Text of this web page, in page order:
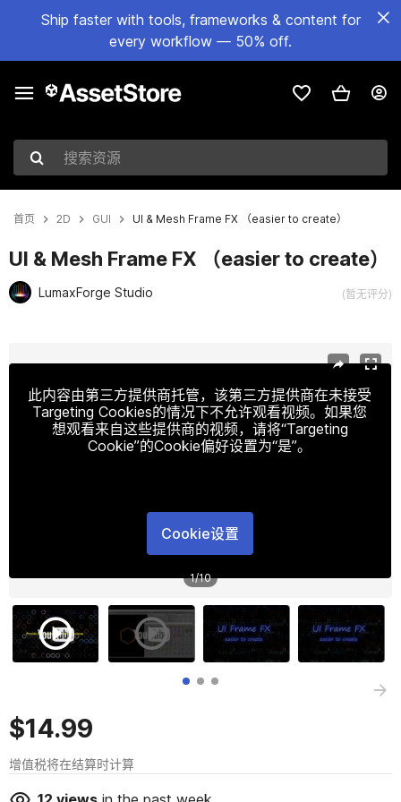
Ship faster with tools, frameworks & content for
every workflow — 50% off.
搜索资源
首页 2D GUI UI & Mesh Frame FX （easier to create）
UI & Mesh Frame FX （easier to create）
LumaxForge Studio (暂无评分)
此内容由第三方提供商托管，该第三方提供商在未接受
Targeting Cookies的情况下不允许观看视频。如果您
想观看来自这些提供商的视频，请将“Targeting
Cookie”的Cookie偏好设置为“是”。
Cookie设置
1/10
$14.99
增值税将在结算时计算